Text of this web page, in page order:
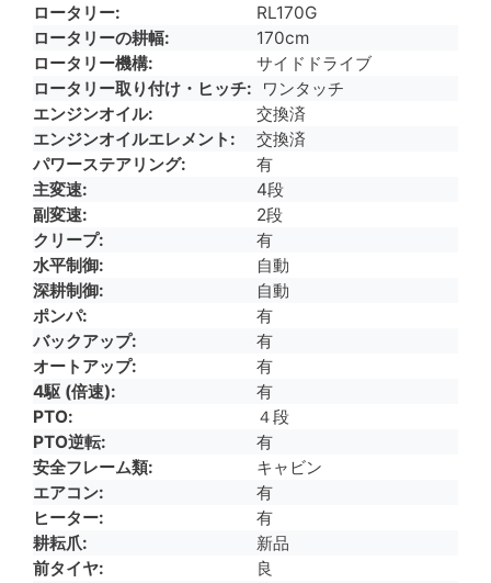
ロータリー
RL170G
ロータリーの耕幅
170cm
ロータリー機構
サイドドライブ
ロータリー取り付け・ヒッチ
ワンタッチ
エンジンオイル
交換済
エンジンオイルエレメント
交換済
パワーステアリング
有
主変速
4段
副変速
2段
クリープ
有
水平制御
自動
深耕制御
自動
ポンパ
有
バックアップ
有
オートアップ
有
4駆 (倍速)
有
PTO
４段
PTO逆転
有
安全フレーム類
キャビン
エアコン
有
ヒーター
有
耕耘爪
新品
前タイヤ
良